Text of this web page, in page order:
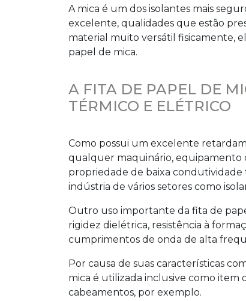
A mica é um dos isolantes mais
excelente, qualidades que estão
material muito versátil fisicamente,
papel de mica.
A FITA DE PAPEL DE
TÉRMICO E ELÉTRICO
Como possui um excelente
qualquer maquinário, equipamento
propriedade de baixa condutividade
indústria de vários setores como
Outro uso importante da fita de
rigidez dielétrica, resistência à
cumprimentos de onda de alta
Por causa de suas características
mica é utilizada inclusive como item
cabeamentos, por exemplo.